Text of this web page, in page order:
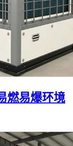
燃易爆环境